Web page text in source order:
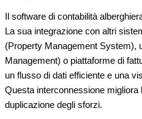
Il software di contabilità
La sua integrazione con altri
(Property Management System),
Management) o piattaforme di
un flusso di dati efficiente e una
Questa interconnessione
duplicazione degli sforzi.